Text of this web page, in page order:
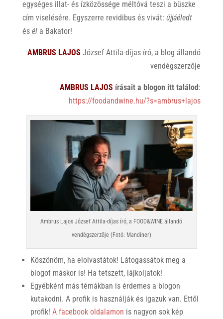
egységes illat- és ízközössége méltóvá teszi a büszke
cím viselésére. Egyszerre revidibus és vivát: újjáéledt
és éla Bakator!
AMBRUS LAJOS József Attila-díjas író, a blog állandó
vendégszerzője
AMBRUS LAJOS írásait a blogon itt találod:
https://foodandwine.hu/?s=ambrus+lajos
Ambrus Lajos József Attila-díjas író, a FOOD&WINE állandó
vendégszerzője (Fotó: Mandiner)
Köszönöm, ha elolvastátok! Látogassátok meg a
blogot máskor is! Ha tetszett, lájkoljatok!
Egyébként más témákban is érdemes a blogon
kutakodni. A profik is használják és igazuk van. Ettől
profik! A facebook oldalamon is nagyon sok kép